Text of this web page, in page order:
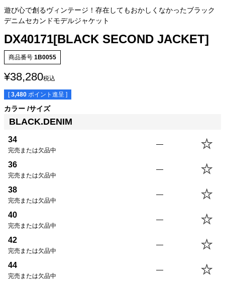
SIZE 身丈 身幅
36
58.5cm51.5cm
44
遊び心で創るヴィンテージ！存在してもおかしくなかったブラック
デニムセカンドモデルジャケット
DX40171[BLACK SECOND JACKET]
商品番号 1B0055
¥38,280税込
[ 3,480 ポイント進呈 ]
カラー サイズ
BLACK.DENIM
34
完売または欠品中
—
36
完売または欠品中
—
38
完売または欠品中
—
40
完売または欠品中
—
42
完売または欠品中
—
44
完売または欠品中
—